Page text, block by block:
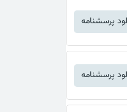
پرسشنامه
پرسشنامه